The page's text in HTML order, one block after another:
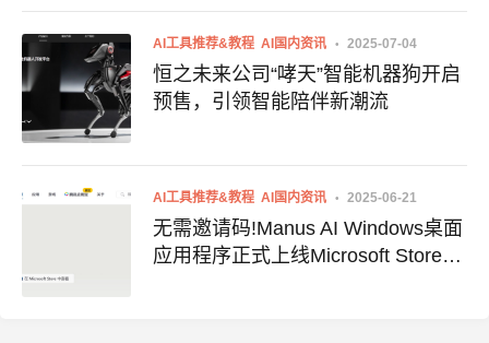
AI工具推荐&教程 AI国内资讯 2025-07-04
恒之未来公司“哮天”智能机器狗开启
预售，引领智能陪伴新潮流
AI工具推荐&教程 AI国内资讯 2025-06-21
无需邀请码!Manus AI Windows桌面
应用程序正式上线Microsoft Store，